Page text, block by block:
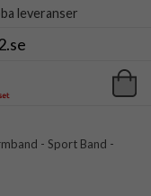
leveranser
- Sport Band -